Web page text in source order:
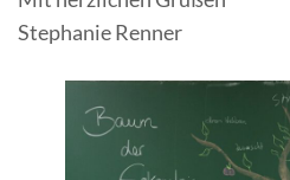
Stephanie Renner